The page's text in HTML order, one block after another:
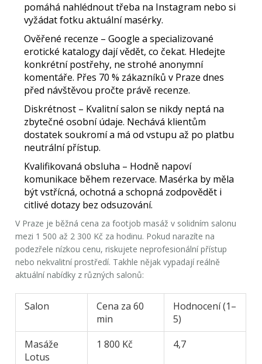
pomáhá nahlédnout třeba na Instagram nebo si
vyžádat fotku aktuální masérky.
Ověřené recenze – Google a specializované
erotické katalogy dají vědět, co čekat. Hledejte
konkrétní postřehy, ne strohé anonymní
komentáře. Přes 70 % zákazníků v Praze dnes
před návštěvou pročte právě recenze.
Diskrétnost – Kvalitní salon se nikdy neptá na
zbytečné osobní údaje. Nechává klientům
dostatek soukromí a má od vstupu až po platbu
neutrální přístup.
Kvalifikovaná obsluha – Hodně napoví
komunikace během rezervace. Masérka by měla
být vstřícná, ochotná a schopná zodpovědět i
citlivé dotazy bez odsuzování.
V Praze je běžná cena zafootjob masáž v solidním salonu
mezi 1 500 až 2 300 Kč za hodinu. Pokud narazíte na
podezřele nízkou cenu, riskujete neprofesionální přístup
nebo nekvalitní prostředí. Takhle nějak vypadají reálně
aktuální nabídky z různých salonů:
Salon
Cena za 60
min
Hodnocení (1–
5)
Masáže
Lotus
1 800 Kč 4,7